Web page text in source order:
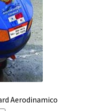
Aerodinamico